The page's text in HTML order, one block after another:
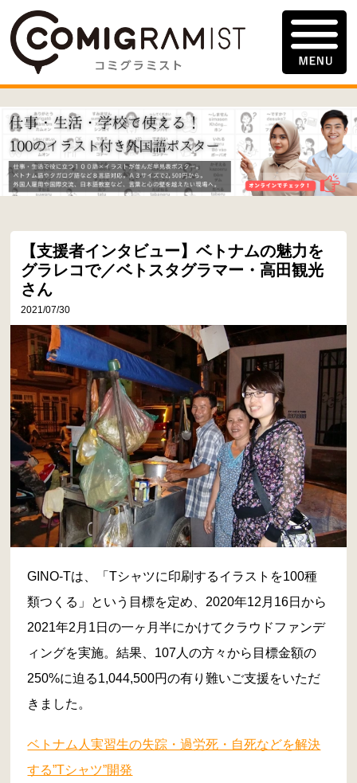
【支援者インタビュー】ベトナムの魅力を
グラレコで／ベトスタグラマー・高田観光
さん
2021/07/30
GINO-Tは、「Tシャツに印刷するイラストを100種
類つくる」という目標を定め、2020年12月16日から
2021年2月1日の一ヶ月半にかけてクラウドファンデ
ィングを実施。結果、107人の方々から目標金額の
250%に迫る1,044,500円の有り難いご支援をいただ
きました。
ベトナム人実習生の失踪・過労死・自死などを解決
する”Tシャツ”開発